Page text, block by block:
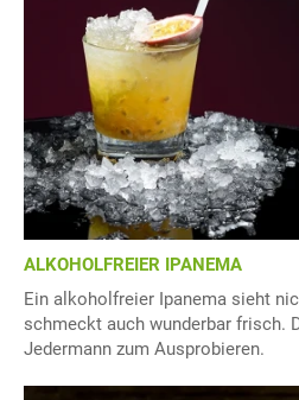
ALKOHOLFREIER IPANEMA
Ein alkoholfreier Ipanema sieht
schmeckt auch wunderbar frisch.
Jedermann zum Ausprobieren.